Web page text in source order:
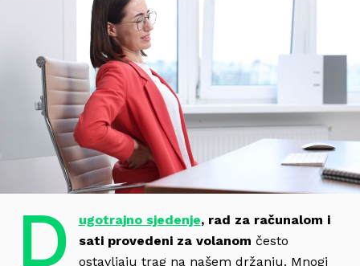
D ugotrajno sjedenje, rad za računalom i
sati provedeni za volanom često
ostavljaju trag na našem držanju. Mnogi